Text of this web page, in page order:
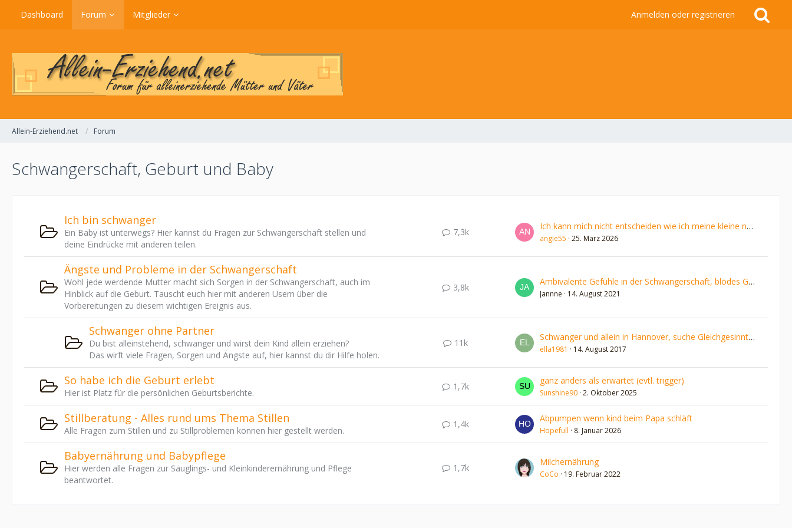
Dashboard Forum Mitglieder Anmelden oder registrieren
Allein-Erziehend.net Forum
Schwangerschaft, Geburt und Baby
Ich bin schwanger
Ein Baby ist unterwegs? Hier kannst du Fragen zur Schwangerschaft stellen und
deine Eindrücke mit anderen teilen.
7,3k
Ich kann mich nicht entscheiden wie ich meine kleine nennen soll
angie55 25. März 2026
Ängste und Probleme in der Schwangerschaft
Wohl jede werdende Mutter macht sich Sorgen in der Schwangerschaft, auch im
Hinblick auf die Geburt. Tauscht euch hier mit anderen Usern über die
Vorbereitungen zu diesem wichtigen Ereignis aus.
3,8k
Ambivalente Gefühle in der Schwangerschaft, blödes Gefühl
Jannne 14. August 2021
Schwanger ohne Partner
Du bist alleinstehend, schwanger und wirst dein Kind allein erziehen?
Das wirft viele Fragen, Sorgen und Ängste auf, hier kannst du dir Hilfe holen.
11k
Schwanger und allein in Hannover, suche Gleichgesinnte für Austausch Unternehmung und Urlaub!
ella1981 14. August 2017
So habe ich die Geburt erlebt
Hier ist Platz für die persönlichen Geburtsberichte.
1,7k
ganz anders als erwartet (evtl. trigger)
Sunshine90 2. Oktober 2025
Stillberatung - Alles rund ums Thema Stillen
Alle Fragen zum Stillen und zu Stillproblemen können hier gestellt werden.
1,4k
Abpumpen wenn kind beim Papa schläft
Hopefull 8. Januar 2026
Babyernährung und Babypflege
Hier werden alle Fragen zur Säuglings- und Kleinkinderernährung und Pflege
beantwortet.
1,7k
Milchernährung
CoCo 19. Februar 2022